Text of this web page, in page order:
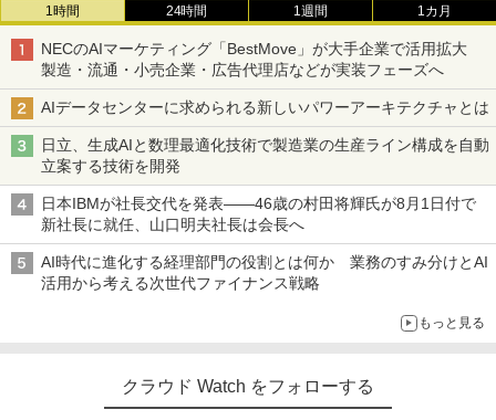
1時間 24時間 1週間 1カ月
NECのAIマーケティング「BestMove」が大手企業で活用拡大
製造・流通・小売企業・広告代理店などが実装フェーズへ
AIデータセンターに求められる新しいパワーアーキテクチャとは
日立、生成AIと数理最適化技術で製造業の生産ライン構成を自動
立案する技術を開発
日本IBMが社長交代を発表――46歳の村田将輝氏が8月1日付で
新社長に就任、山口明夫社長は会長へ
AI時代に進化する経理部門の役割とは何か 業務のすみ分けとAI
活用から考える次世代ファイナンス戦略
もっと見る
クラウド Watch をフォローする